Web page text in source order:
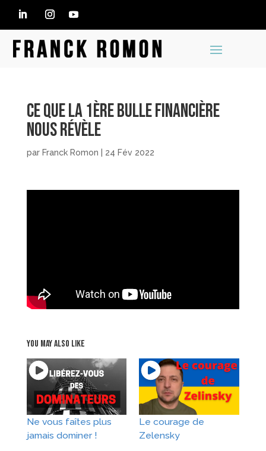
Ce que la 1ère bulle financière
nous révèle
par Franck Romon | 24 Fév 2022
You may also like
Ne vous faîtes plus
jamais dominer !
Le courage de
Zelensky